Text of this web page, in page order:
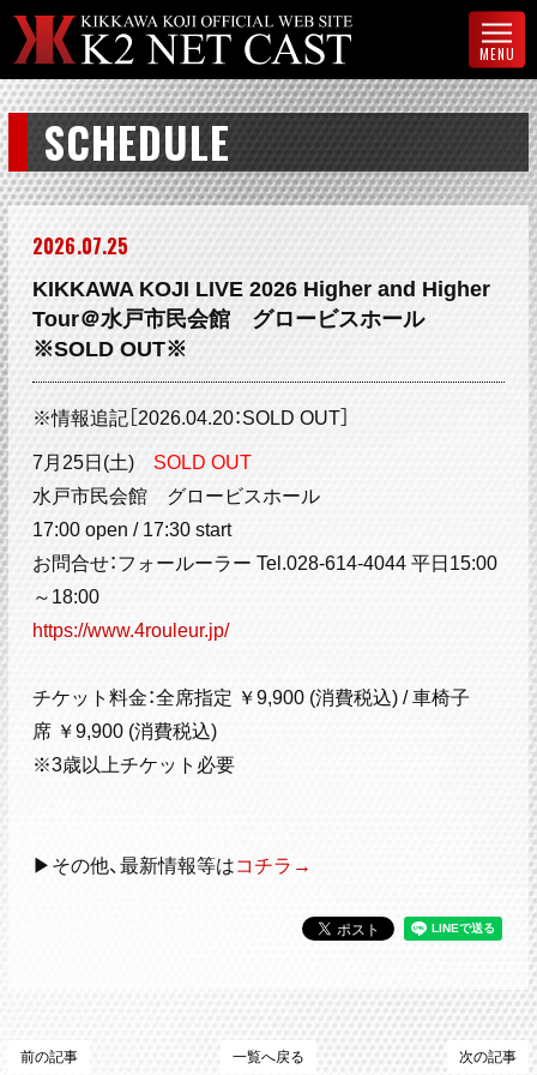
MENU
SCHEDULE
2026 07 25
KIKKAWA KOJI LIVE 2026 Higher and Higher
Tour＠水戸市民会館 グロービスホール
※SOLD OUT※
※情報追記［2026.04.20：SOLD OUT］
7月25日(土) SOLD OUT
水戸市民会館 グロービスホール
17:00 open / 17:30 start
お問合せ：フォールーラー Tel.028-614-4044 平日15:00
～18:00
https://www.4rouleur.jp/
チケット料金：全席指定 ￥9,900 (消費税込) / 車椅子
席 ￥9,900 (消費税込)
※3歳以上チケット必要
▶その他、最新情報等はコチラ→
次の記事
一覧へ戻る
前の記事